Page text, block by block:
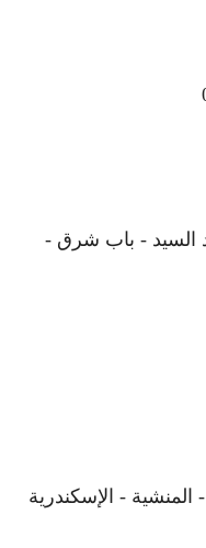
عبد السيد - باب شرق -